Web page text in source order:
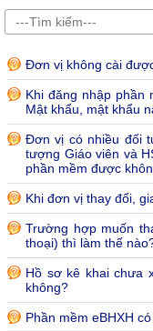
Đơn vị không cài
Khi đăng nhập phần
Mật khẩu, mật khẩu
Đơn vị có nhiều đối
tượng Giáo viên và
phần mềm được
Khi đơn vị thay đổi,
Trường hợp muốn
thoại) thì làm thế
Hồ sơ kê khai chưa
không?
Phần mềm eBHXH